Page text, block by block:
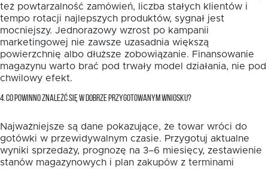
też powtarzalność zamówień, liczba stałych klientów i
tempo rotacji najlepszych produktów, sygnał jest
mocniejszy. Jednorazowy wzrost po kampanii
marketingowej nie zawsze uzasadnia większą
powierzchnię albo dłuższe zobowiązanie. Finansowanie
magazynu warto brać pod trwały model działania, nie pod
chwilowy efekt.
4. CO POWINNO ZNALEŹĆ SIĘ W DOBRZE PRZYGOTOWANYM WNIOSKU?
Najważniejsze są dane pokazujące, że towar wróci do
gotówki w przewidywalnym czasie. Przygotuj aktualne
wyniki sprzedaży, prognozę na 3–6 miesięcy, zestawienie
stanów magazynowych i plan zakupów z terminami